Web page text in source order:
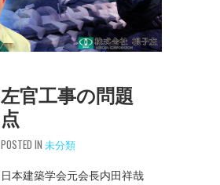
左官工事の問題
点
POSTED IN 未分類
日本建築学会元会長内田祥哉